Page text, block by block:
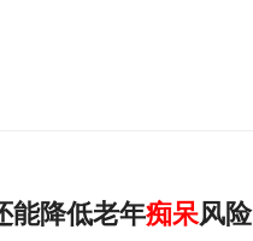
能降低老年痴呆风险